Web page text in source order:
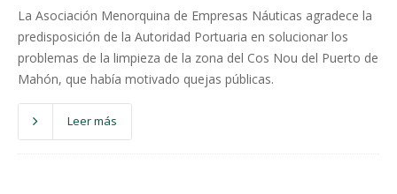
La Asociación Menorquina de Empresas Náuticas agradece la
predisposición de la Autoridad Portuaria en solucionar los
problemas de la limpieza de la zona del Cos Nou del Puerto de
Mahón, que había motivado quejas públicas.
Leer más